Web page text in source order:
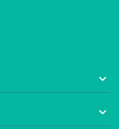

